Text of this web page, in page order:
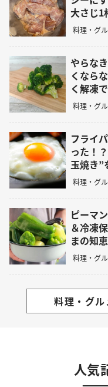
大さじ1
料理・グ
やらな
くなら
く解凍
料理・グ
フライ
った！
玉焼き”
料理・グ
ピーマ
＆冷凍
まの知
料理・グ
料理・グ
人気